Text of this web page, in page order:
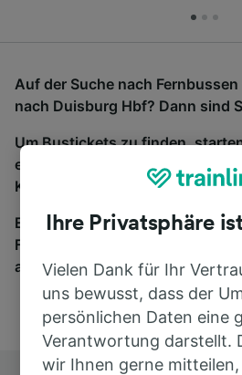
Auf der Suche nach
nach Duisburg Hbf? Dann sind
Um Bustickets zu finden,
eine Suche und wir vergleichen
Kosten für Bahn- und Busreisen
Egal, wohin die Reise geht –
Finden Sie hier Fahrkarten für
als 170 Bahn- und
Ihre Privatsphäre
Vielen Dank für Ihr
uns bewusst, dass der
persönlichen Daten eine
Verantwortung darstellt.
wir Ihnen gerne